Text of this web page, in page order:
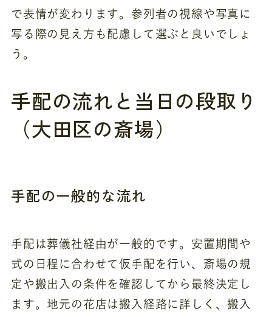
で表情が変わります。参列者の視線や写真に
写る際の見え方も配慮して選ぶと良いでしょ
う。
手配の流れと当日の段取り
（大田区の斎場）
手配の一般的な流れ
手配は葬儀社経由が一般的です。安置期間や
式の日程に合わせて仮手配を行い、斎場の規
定や搬出入の条件を確認してから最終決定し
ます。地元の花店は搬入経路に詳しく、搬入